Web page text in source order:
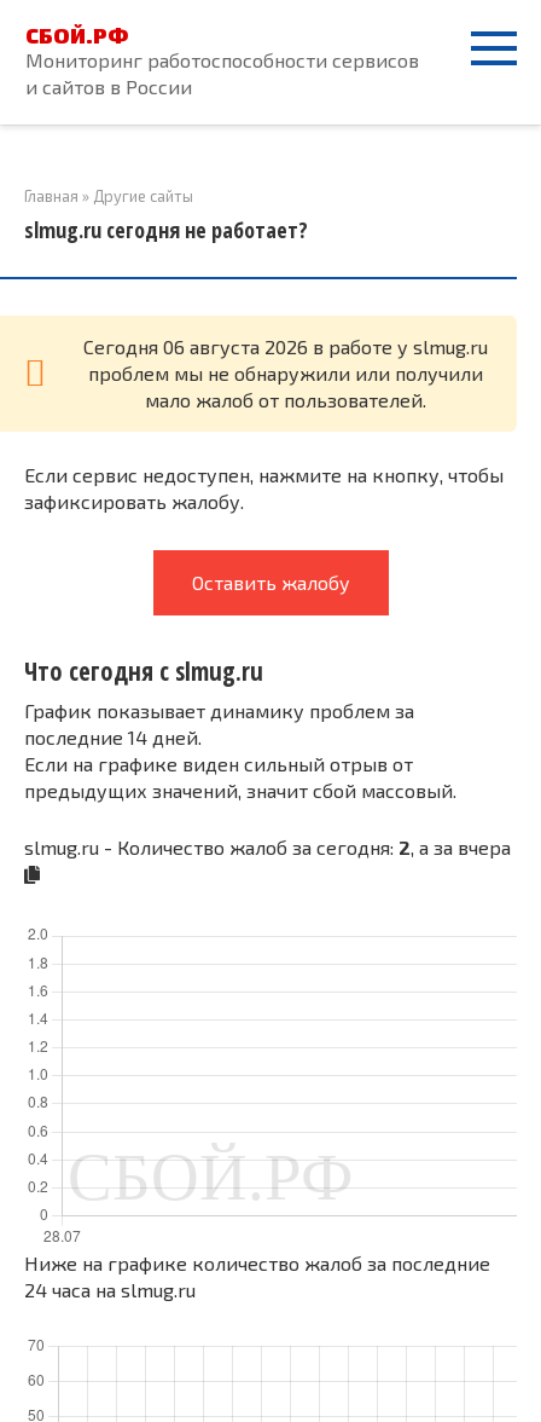
контенту
СБОЙ.РФ
Мониторинг работоспособности сервисов
и сайтов в России
Главная » Другие сайты
slmug.ru сегодня не работает?
Cегодня 06 августа 2026 в работе у slmug.ru
проблем мы не обнаружили или получили
мало жалоб от пользователей.
Если сервис недоступен, нажмите на кнопку, чтобы
зафиксировать жалобу.
Оставить жалобу
Что сегодня с slmug.ru
График показывает динамику проблем за
последние 14 дней.
Если на графике виден сильный отрыв от
предыдущих значений, значит сбой массовый.
slmug.ru - Количество жалоб за сегодня: 2 , а за вчера
Ниже на графике количество жалоб за последние
24 часа на slmug.ru